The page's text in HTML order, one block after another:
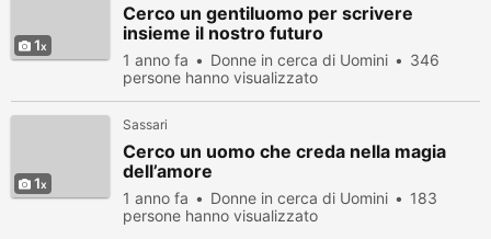
1
Cerco un gentiluomo per scrivere
insieme il nostro futuro
1 anno fa Donne in cerca di Uomini
346
persone hanno visualizzato
1
Sassari
Cerco un uomo che creda nella magia
dell’amore
1 anno fa Donne in cerca di Uomini
183
persone hanno visualizzato